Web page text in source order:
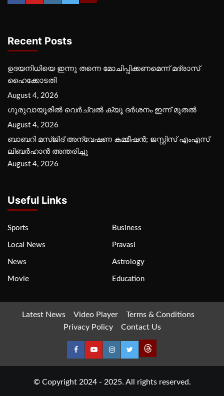
Recent Posts
ഉദയനിധിയെ ഇന്നു തന്നെ മോചിപ്പിക്കണമെന്ന് മദ്രാസ്
ഹൈക്കോടതി
August 4, 2026
ഗുരുവായൂരില്‍ വെര്‍ച്വല്‍ ക്യൂ ദര്‍ശനം ഇന്ന് മുതല്‍
August 4, 2026
ബാബറി മസ്ജിദ് അന്വേഷണ കമ്മീഷന്‍; ജസ്റ്റിസ് എംഎസ്
ലിബര്‍ഹാന്‍ അന്തരിച്ചു
August 4, 2026
Useful Links
Sports Business
Local News Pravasi
News Astrology
Movie Education
Latest News Video Player
Terms & Conditions
Privacy Policy
Contact Us
© Copyright 2024 - 2025. All rights reserved.